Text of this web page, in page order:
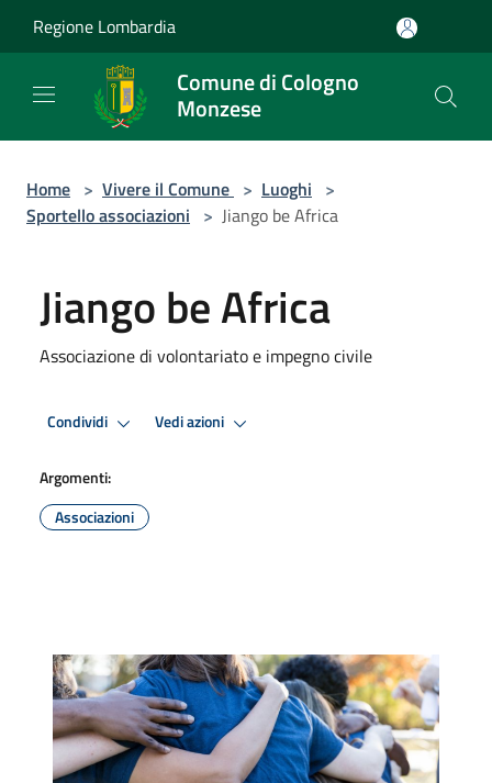
Regione Lombardia
Comune di Cologno
Monzese
Home > Vivere il Comune > Luoghi >
Sportello associazioni > Jiango be Africa
Jiango be Africa
Associazione di volontariato e impegno civile
Condividi Vedi azioni
Argomenti:
Associazioni